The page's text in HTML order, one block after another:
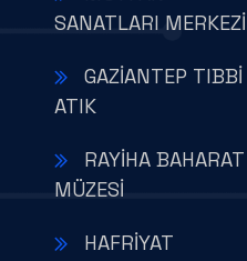
SANATLARI MERKEZİ
GAZİANTEP TIBBİ
ATIK
RAYİHA BAHARAT
MÜZESİ
HAFRİYAT